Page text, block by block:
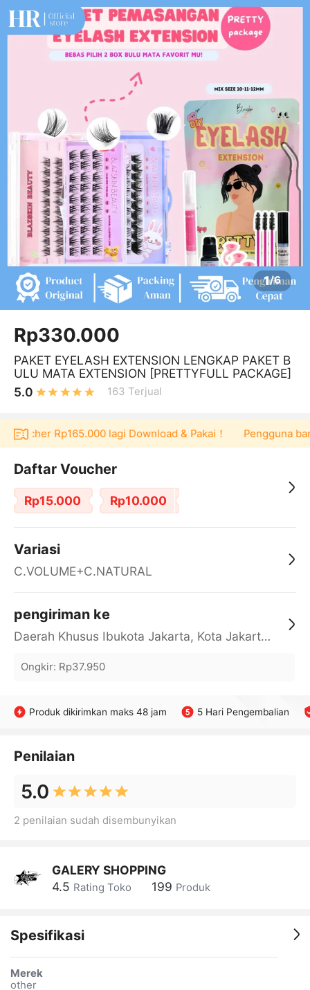
1/6
Rp330.000
PAKET EYELASH EXTENSION LENGKAP PAKET B
ULU MATA EXTENSION [PRETTYFULL PACKAGE]
5.0
163 Terjual
Rp165.000 lagi Download & Pakai！ Pengguna
Daftar Voucher
Rp15.000 Rp10.000
Variasi
C.VOLUME+C.NATURAL
pengiriman ke
Daerah Khusus Ibukota Jakarta, Kota Jakarta Barat, Cengkareng, yy
Ongkir: Rp37.950
Produk dikirimkan maks 48 jam 5 Hari Pengembalian
Penilaian
5.0
2 penilaian sudah disembunyikan
GALERY SHOPPING
4.5 Rating Toko 199 Produk
Spesifikasi
Merek
other